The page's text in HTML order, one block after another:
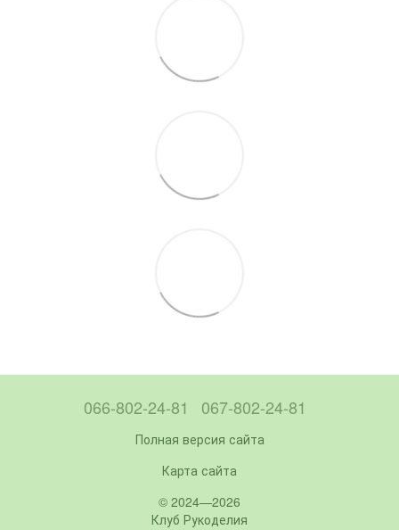
066-802-24-81 067-802-24-81
Полная версия сайта
Карта сайта
© 2024—2026
Клуб Рукоделия